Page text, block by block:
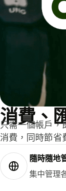
消費、
只需一個帳戶，
消費，同時節省
隨時隨地
集中管理